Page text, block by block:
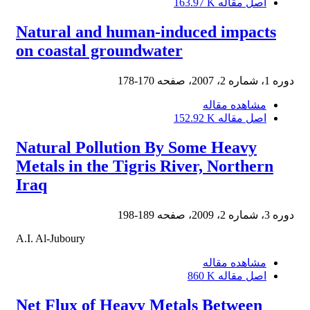
اصل مقاله 163.97 K
Natural and human-induced impacts
on coastal groundwater
دوره 1، شماره 2، 2007، صفحه 170-178
مشاهده مقاله
اصل مقاله 152.92 K
Natural Pollution By Some Heavy
Metals in the Tigris River, Northern
Iraq
دوره 3، شماره 2، 2009، صفحه
189-198
A.I. Al-Juboury
مشاهده مقاله
اصل مقاله 860 K
Net Flux of Heavy Metals Between